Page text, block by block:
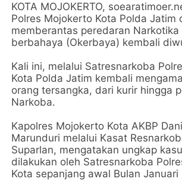
KOTA MOJOKERTO,
Polres Mojokerto Kota Polda Jatim
memberantas peredaran
berbahaya (Okerbaya) kembali
Kali ini, melalui Satresnarkoba
Kota Polda Jatim kembali
orang tersangka, dari kurir hingga
Narkoba.
Kapolres Mojokerto Kota AKBP
Marunduri melalui Kasat
Suparlan, mengatakan ungkap
dilakukan oleh Satresnarkoba
Kota sepanjang awal Bulan Januari